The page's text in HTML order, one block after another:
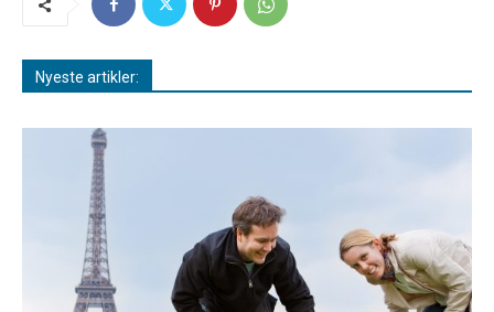
Nyeste artikler: